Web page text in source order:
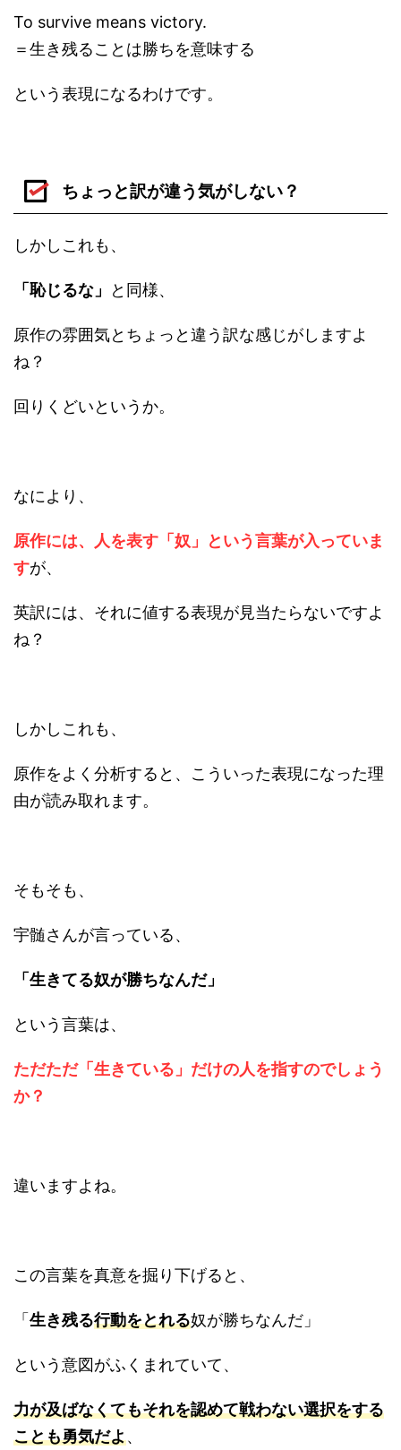
To survive means victory.
＝生き残ることは勝ちを意味する
という表現になるわけです。
ちょっと訳が違う気がしない？
しかしこれも、
「恥じるな」 と同様、
原作の雰囲気とちょっと違う訳な感じがしますよ
ね？
回りくどいというか。
なにより、
原作には、人を表す「奴」という言葉が入っていま
すが、
英訳には、それに値する表現が見当たらないですよ
ね？
しかしこれも、
原作をよく分析すると、こういった表現になった理
由が読み取れます。
そもそも、
宇髄さんが言っている、
「生きてる奴が勝ちなんだ」
という言葉は、
ただただ「生きている」だけの人を指すのでしょう
か？
違いますよね。
この言葉を真意を掘り下げると、
「 生き残る行動をとれる奴が勝ちなんだ」
という意図がふくまれていて、
力が及ばなくてもそれを認めて戦わない選択をする
ことも勇気だよ、